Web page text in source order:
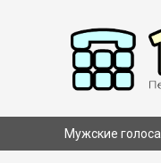
Мужские голоса